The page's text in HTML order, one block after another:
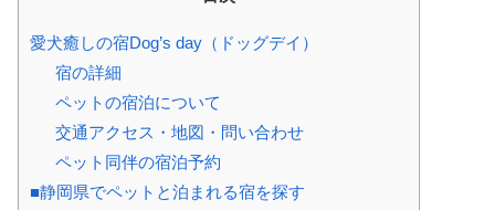
愛犬癒しの宿Dog’s day（ドッグデイ）
宿の詳細
ペットの宿泊について
交通アクセス・地図・問い合わせ
ペット同伴の宿泊予約
■静岡県でペットと泊まれる宿を探す